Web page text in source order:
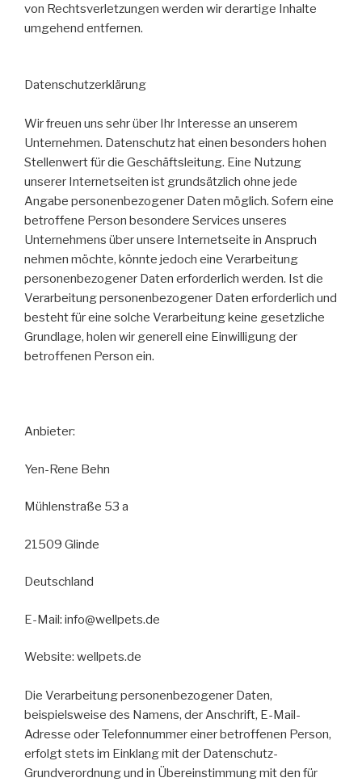
von Rechtsverletzungen werden wir derartige Inhalte
umgehend entfernen.
Datenschutzerklärung
Wir freuen uns sehr über Ihr Interesse an unserem
Unternehmen. Datenschutz hat einen besonders hohen
Stellenwert für die Geschäftsleitung. Eine Nutzung
unserer Internetseiten ist grundsätzlich ohne jede
Angabe personenbezogener Daten möglich. Sofern eine
betroffene Person besondere Services unseres
Unternehmens über unsere Internetseite in Anspruch
nehmen möchte, könnte jedoch eine Verarbeitung
personenbezogener Daten erforderlich werden. Ist die
Verarbeitung personenbezogener Daten erforderlich und
besteht für eine solche Verarbeitung keine gesetzliche
Grundlage, holen wir generell eine Einwilligung der
betroffenen Person ein.
Anbieter:
Yen-Rene Behn
Mühlenstraße 53 a
21509 Glinde
Deutschland
E-Mail: info@wellpets.de
Website: wellpets.de
Die Verarbeitung personenbezogener Daten,
beispielsweise des Namens, der Anschrift, E-Mail-
Adresse oder Telefonnummer einer betroffenen Person,
erfolgt stets im Einklang mit der Datenschutz-
Grundverordnung und in Übereinstimmung mit den für